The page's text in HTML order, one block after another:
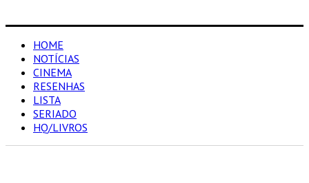
HOME
NOTÍCIAS
CINEMA
RESENHAS
LISTA
SERIADO
HQ/LIVROS